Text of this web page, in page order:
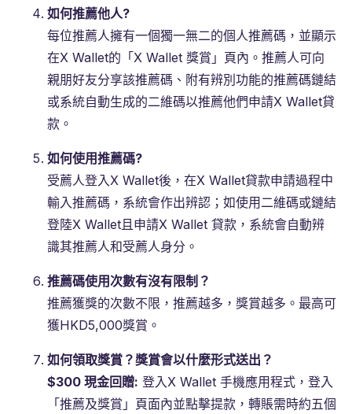
如何推薦他人?
每位推薦人擁有一個獨一無二的個人推薦碼，並顯示
在X Wallet的「X Wallet 獎賞」頁內。推薦人可向
親朋好友分享該推薦碼、附有辨別功能的推薦碼鏈結
或系統自動生成的二維碼以推薦他們申請X Wallet貸
款。
如何使用推薦碼?
受薦人登入X Wallet後，在X Wallet貸款申請過程中
輸入推薦碼，系統會作出辨認；如使用二維碼或鏈結
登陸X Wallet且申請X Wallet 貸款，系統會自動辨
識其推薦人和受薦人身分。
推薦碼使用次數有沒有限制？
推薦獲獎的次數不限，推薦越多，獎賞越多。最高可
獲HKD5,000獎賞。
如何領取獎賞？獎賞會以什麼形式送出？
$300 現金回贈: 登入X Wallet 手機應用程式，登入
「推薦及獎賞」頁面內並點擊提款，轉賬需時約五個